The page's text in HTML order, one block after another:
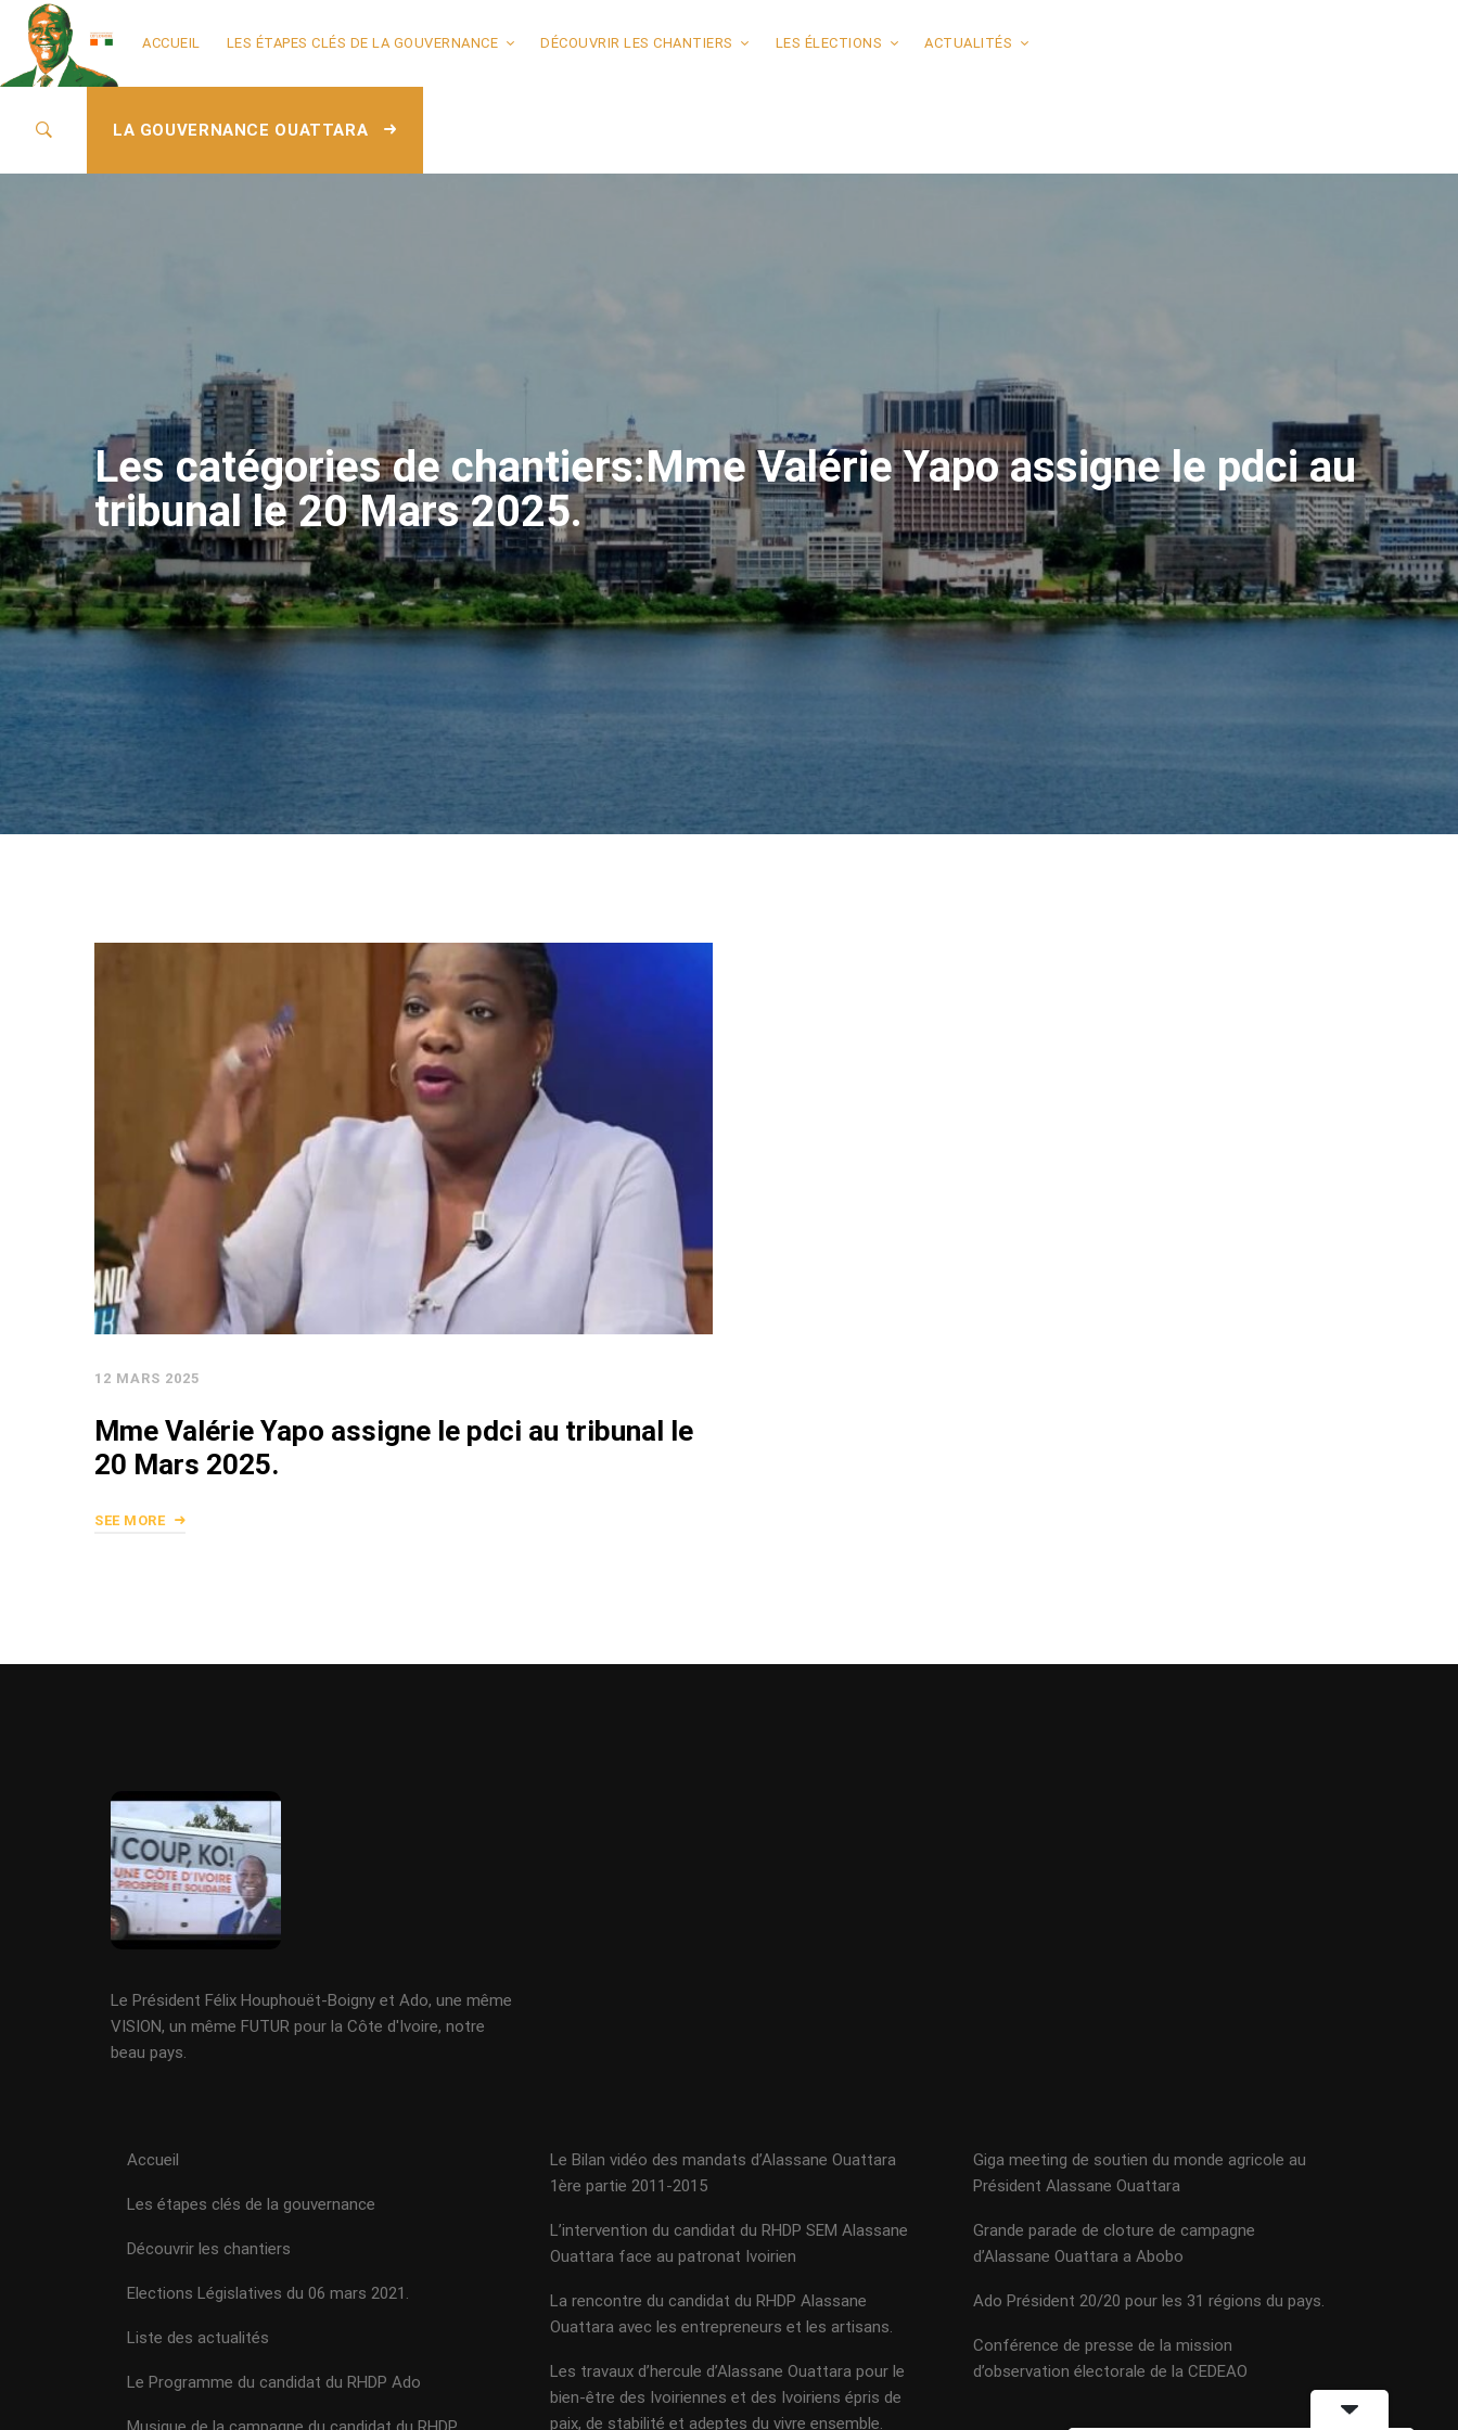
ACCUEIL LES ÉTAPES CLÉS DE LA GOUVERNANCE DÉCOUVRIR LES CHANTIERS LES ÉLECTIONS ACTUALITÉS
LA GOUVERNANCE OUATTARA
Les catégories de chantiers:Mme Valérie Yapo assigne le pdci au
tribunal le 20 Mars 2025.
12 MARS 2025
Mme Valérie Yapo assigne le pdci au tribunal le
20 Mars 2025.
SEE MORE
Le Président Félix Houphouët-Boigny et Ado, une même
VISION, un même FUTUR pour la Côte d'Ivoire, notre
beau pays.
Accueil
Les étapes clés de la gouvernance
Découvrir les chantiers
Elections Législatives du 06 mars 2021.
Liste des actualités
Le Programme du candidat du RHDP Ado
Le Bilan vidéo des mandats d’Alassane Ouattara
1ère partie 2011-2015
L’intervention du candidat du RHDP SEM Alassane
Ouattara face au patronat Ivoirien
La rencontre du candidat du RHDP Alassane
Ouattara avec les entrepreneurs et les artisans.
Les travaux d’hercule d’Alassane Ouattara pour le
bien-être des Ivoiriennes et des Ivoiriens épris de
paix, de stabilité et adeptes du vivre ensemble.
Giga meeting de soutien du monde agricole au
Président Alassane Ouattara
Grande parade de cloture de campagne
d’Alassane Ouattara a Abobo
Ado Président 20/20 pour les 31 régions du pays.
Conférence de presse de la mission
d’observation électorale de la CEDEAO